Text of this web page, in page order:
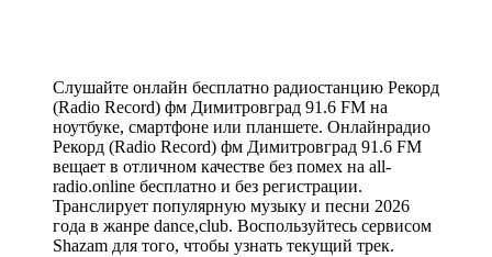
Слушайте онлайн бесплатно радиостанцию Рекорд
(Radio Record) фм Димитровград 91.6 FM на
ноутбуке, смартфоне или планшете. Онлайнрадио
Рекорд (Radio Record) фм Димитровград 91.6 FM
вещает в отличном качестве без помех на all-
radio.online бесплатно и без регистрации.
Транслирует популярную музыку и песни 2026
года в жанре dance,club. Воспользуйтесь сервисом
Shazam для того, чтобы узнать текущий трек.